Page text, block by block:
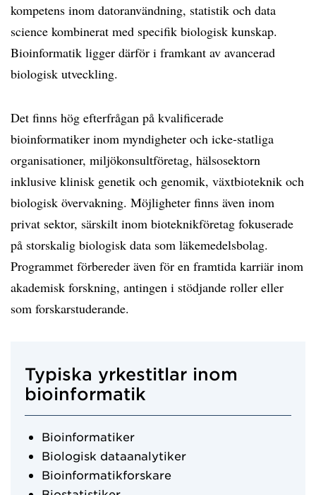
kompetens inom datoranvändning, statistik och data
science kombinerat med specifik biologisk kunskap.
Bioinformatik ligger därför i framkant av avancerad
biologisk utveckling.
Det finns hög efterfrågan på kvalificerade
bioinformatiker inom myndigheter och icke-statliga
organisationer, miljökonsultföretag, hälsosektorn
inklusive klinisk genetik och genomik, växtbioteknik och
biologisk övervakning. Möjligheter finns även inom
privat sektor, särskilt inom bioteknikföretag fokuserade
på storskalig biologisk data som läkemedelsbolag.
Programmet förbereder även för en framtida karriär inom
akademisk forskning, antingen i stödjande roller eller
som forskarstuderande.
Typiska yrkestitlar inom
bioinformatik
Bioinformatiker
Biologisk dataanalytiker
Bioinformatikforskare